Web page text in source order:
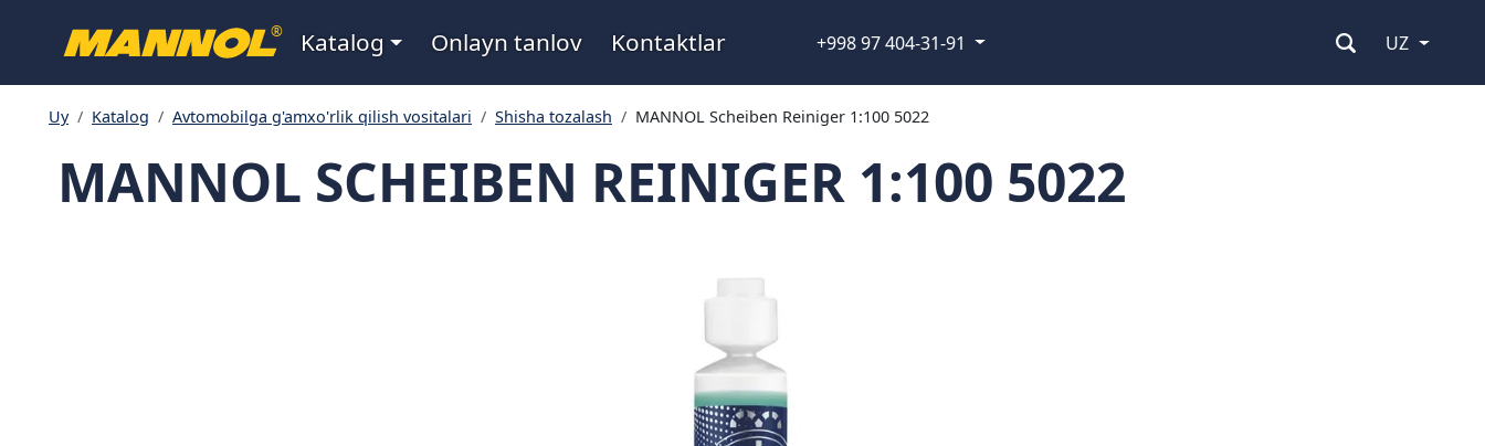
® Navigatsiya
Katalog Onlayn tanlov Kontaktlar +998 97 404-31-91 UZ
Uy Katalog Avtomobilga g'amxo'rlik qilish vositalari Shisha tozalash MANNOL Scheiben Reiniger 1:100 5022
MANNOL SCHEIBEN REINIGER 1:100 5022